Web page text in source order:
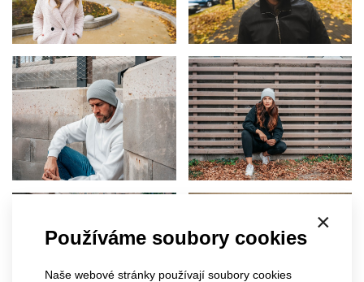
×
Používáme soubory cookies
Naše webové stránky používají soubory cookies